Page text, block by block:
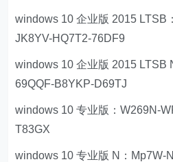
windows 10 企业版 2015 LTSB
JK8YV-HQ7T2-76DF9
windows 10 企业版 2015 LTSB
69QQF-B8YKP-D69TJ
windows 10 专业版：W269N-
T83GX
windows 10 专业版 N：Mp7W-